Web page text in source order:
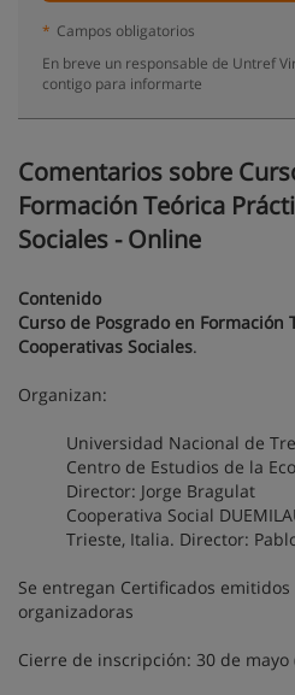
* Campos obligatorios
En breve un responsable de Untref
contigo para informarte
Comentarios sobre
Formación Teórica
Sociales - Online
Contenido
Curso de Posgrado en Formación
Cooperativas Sociales.
Organizan:
Universidad Nacional de
Centro de Estudios de la
Director: Jorge Bragulat
Cooperativa Social
Trieste, Italia. Director:
Se entregan Certificados
organizadoras
Cierre de inscripción: 30 de